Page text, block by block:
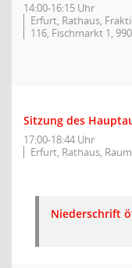
14:00-16:15 Uhr
Erfurt, Rathaus,
116, Fischmarkt 1,
Sitzung des
17:00-18:44 Uhr
Erfurt, Rathaus,
Niederschrift